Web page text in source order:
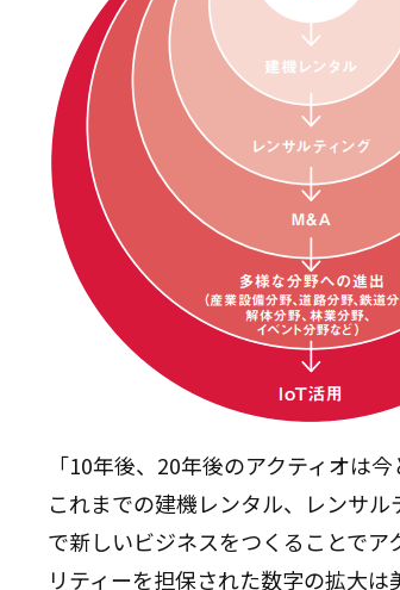
「10年後、20年後のアクティオは
これまでの建機レンタル、レンサ
で新しいビジネスをつくることで
リティーを担保された数字の拡大は